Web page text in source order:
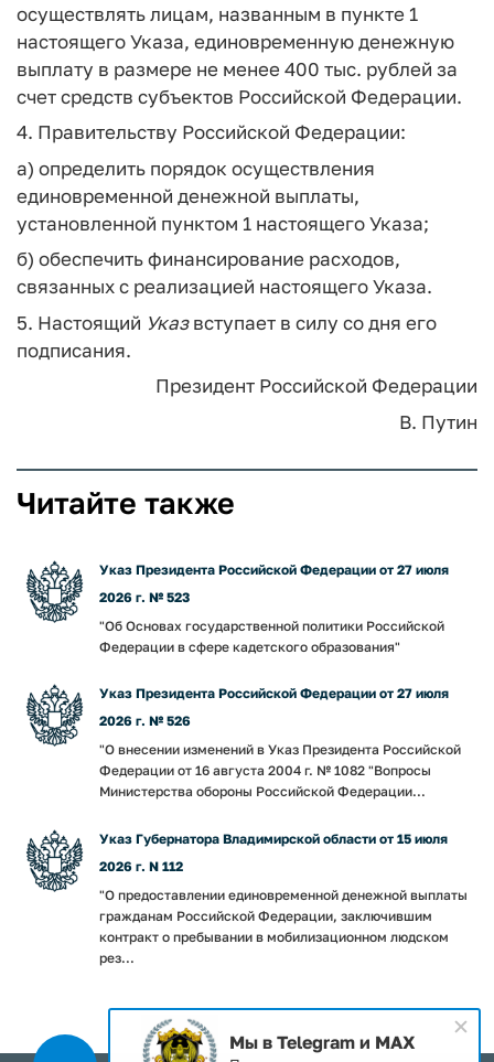
осуществлять лицам, названным в пункте 1
настоящего Указа, единовременную денежную
выплату в размере не менее 400 тыс. рублей за
счет средств субъектов Российской Федерации.
4. Правительству Российской Федерации:
а) определить порядок осуществления
единовременной денежной выплаты,
установленной пунктом 1 настоящего Указа;
б) обеспечить финансирование расходов,
связанных с реализацией настоящего Указа.
5. Настоящий Указвступает в силу со дня его
подписания.
Президент Российской Федерации
В. Путин
Читайте также
Указ Президента Российской Федерации от 27 июля
2026 г. № 523
"Об Основах государственной политики Российской
Федерации в сфере кадетского образования"
Указ Президента Российской Федерации от 27 июля
2026 г. № 526
"О внесении изменений в Указ Президента Российской
Федерации от 16 августа 2004 г. № 1082 "Вопросы
Министерства обороны Российской Федерации...
Указ Губернатора Владимирской области от 15 июля
2026 г. N 112
"О предоставлении единовременной денежной выплаты
гражданам Российской Федерации, заключившим
контракт о пребывании в мобилизационном людском
рез...
Мы в Telegram и MAX